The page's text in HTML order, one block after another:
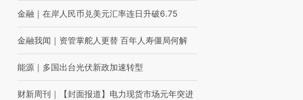
金融 ｜ 在岸人民币兑美元汇率连日升破6.75
金融我闻 ｜ 资管掌舵人更替 百年人寿僵局何解
能源 ｜ 多国出台光伏新政加速转型
财新周刊 ｜ 【封面报道】电力现货市场元年突进